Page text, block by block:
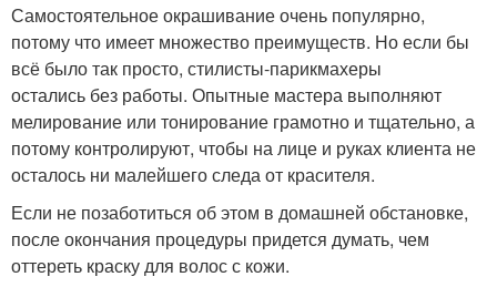
Самостоятельное окрашивание очень популярно,
потому что имеет множество преимуществ. Но если бы
всё было так просто, стилисты-парикмахеры
остались без работы. Опытные мастера выполняют
мелирование или тонирование грамотно и тщательно, а
потому контролируют, чтобы на лице и руках клиента не
осталось ни малейшего следа от красителя.
Если не позаботиться об этом в домашней обстановке,
после окончания процедуры придется думать, чем
оттереть краску для волос с кожи.